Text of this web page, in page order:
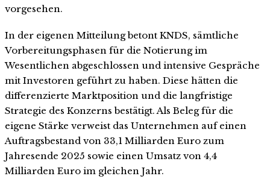
vorgesehen.
In der eigenen Mitteilung betont KNDS, sämtliche
Vorbereitungsphasen für die Notierung im
Wesentlichen abgeschlossen und intensive Gespräche
mit Investoren geführt zu haben. Diese hätten die
differenzierte Marktposition und die langfristige
Strategie des Konzerns bestätigt. Als Beleg für die
eigene Stärke verweist das Unternehmen auf einen
Auftragsbestand von 33,1 Milliarden Euro zum
Jahresende 2025 sowie einen Umsatz von 4,4
Milliarden Euro im gleichen Jahr.